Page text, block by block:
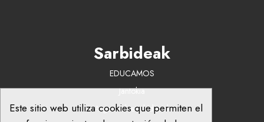
Sarbideak
EDUCAMOS
Jantokia
Argazkiak eta bideoak
Este sitio web utiliza cookies que permiten el